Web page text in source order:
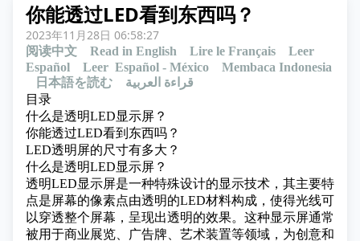
你能透过LED看到东西吗？
2023年11月28日 06:58:27
阅读中文 Read in English Lire le Français
Leer
Español
Leer Español - México
Membaca Indonesia
日本語を読む
قراءة العربية
目录
什么是透明LED显示屏？
你能透过LED看到东西吗？
LED透明屏的尺寸有多大？
什么是透明LED显示屏？
透明LED显示屏是一种特殊设计的显示技术，其主要特
点是屏幕的像素点由透明的LED材料构成，使得光线可
以穿透整个屏幕，呈现出透明的效果。这种显示屏通常
被用于商业展览、广告牌、艺术装置等领域，为创意和